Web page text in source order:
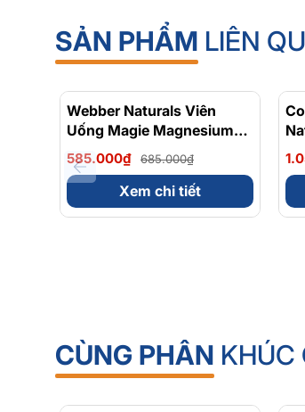
SẢN PHẨM LIÊN
Webber Naturals Viên
Uống Magie Magnesium
Bisglycinate 200mg -
Chính Ngạch Canada, Xuất
VAT
585.000₫ 685.000₫
Xem chi tiết
CÙNG PHÂN KHÚC